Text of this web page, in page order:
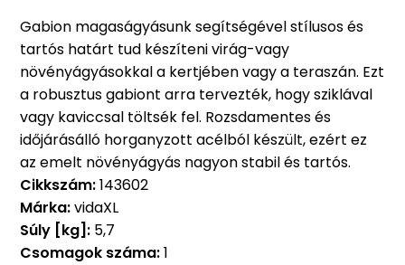
Gabion magaságyásunk segítségével stílusos és
tartós határt tud készíteni virág-vagy
növényágyásokkal a kertjében vagy a teraszán. Ezt
a robusztus gabiont arra tervezték, hogy sziklával
vagy kaviccsal töltsék fel. Rozsdamentes és
időjárásálló horganyzott acélból készült, ezért ez
az emelt növényágyás nagyon stabil és tartós.
Cikkszám:143602
Márka:vidaXL
Súly [kg]: 5,7
Csomagok száma:1